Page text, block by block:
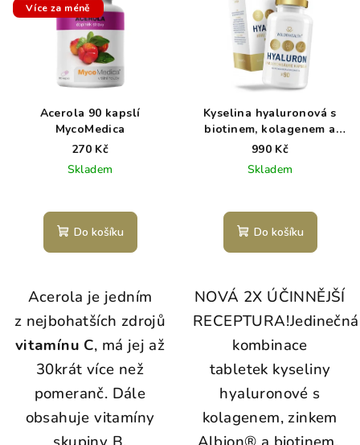
Více za méně
Acerola 90 kapslí
MycoMedica
270 Kč
Skladem
Do košíku
Acerola je jedním
z nejbohatších zdrojů
vitamínu C, má jej až
30krát více než
pomeranč. Dále
obsahuje vitamíny
Kyselina hyaluronová s
biotinem, kolagenem a
zinkem, 90 kapslí
WoldoHealth
990 Kč
Skladem
Do košíku
NOVÁ 2X ÚČINNĚJŠÍ
RECEPTURA!Jedinečná
kombinace
tabletek kyseliny
hyaluronové s
kolagenem, zinkem